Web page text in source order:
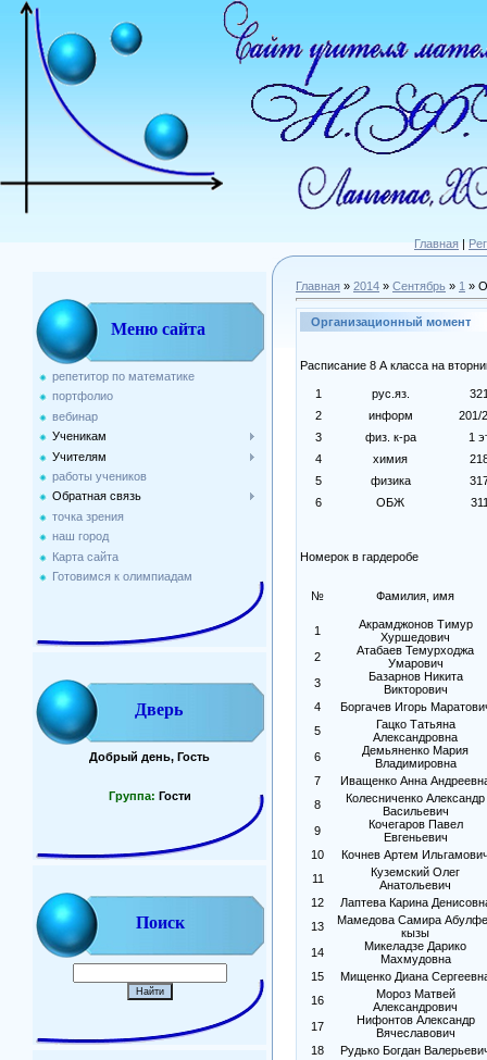
Главная |
Меню сайта
репетитор по математике
портфолио
вебинар
Ученикам
Учителям
работы учеников
Обратная связь
точка зрения
наш город
Карта сайта
Готовимся к олимпиадам
Дверь
Добрый день, Гость
Группа: Гости
Поиск
Главная » 2014 » Сентябрь » 1 »
Организационный момент
Расписание 8 А класса на
1 рус.яз.
2
информ
201/
3
физ. к-ра
1
4
химия
5
физика
6
ОБЖ
Номерок в гардеробе
№ Фамилия, имя
1
Акрамджонов Тимур
Хуршедович
2
Атабаев Темурходжа
Умарович
3
Базарнов Никита
Викторович
4
Боргачев Игорь
5
Гацко Татьяна
Александровна
6
Демьяненко Мария
Владимировна
7
Иващенко Анна
8
Колесниченко Александр
Васильевич
9
Кочегаров Павел
Евгеньевич
10
Кочнев Артем
11
Куземский Олег
Анатольевич
12
Лаптева Карина
13
Мамедова Самира
кызы
14
Микеладзе Дарико
Махмудовна
15
Мищенко Диана
16
Мороз Матвей
Александрович
17
Нифонтов Александр
Вячеславович
18
Рудько Богдан